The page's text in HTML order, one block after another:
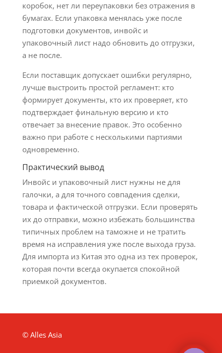
коробок, нет ли переупаковки без отражения в
бумагах. Если упаковка менялась уже после
подготовки документов, инвойс и
упаковочный лист надо обновить до отгрузки,
а не после.
Если поставщик допускает ошибки регулярно,
лучше выстроить простой регламент: кто
формирует документы, кто их проверяет, кто
подтверждает финальную версию и кто
отвечает за внесение правок. Это особенно
важно при работе с несколькими партиями
одновременно.
Практический вывод
Инвойс и упаковочный лист нужны не для
галочки, а для точного совпадения сделки,
товара и фактической отгрузки. Если проверять
их до отправки, можно избежать большинства
типичных проблем на таможне и не тратить
время на исправления уже после выхода груза.
Для импорта из Китая это одна из тех проверок,
которая почти всегда окупается спокойной
приемкой документов.
© Alles Asia